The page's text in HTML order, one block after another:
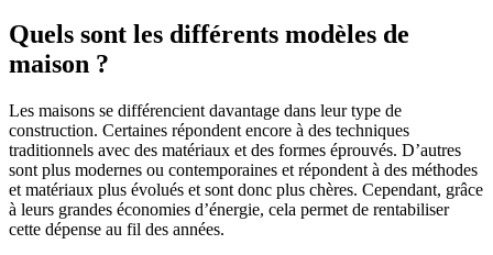
Quels sont les différents modèles de
maison ?
Les maisons se différencient davantage dans leur type de
construction. Certaines répondent encore à des techniques
traditionnels avec des matériaux et des formes éprouvés. D’autres
sont plus modernes ou contemporaines et répondent à des méthodes
et matériaux plus évolués et sont donc plus chères. Cependant, grâce
à leurs grandes économies d’énergie, cela permet de rentabiliser
cette dépense au fil des années.